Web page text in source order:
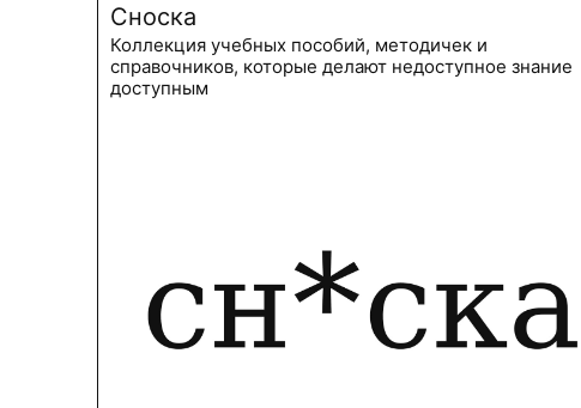
Сноска
Коллекция учебных пособий, методичек и
справочников, которые делают недоступное знание
доступным